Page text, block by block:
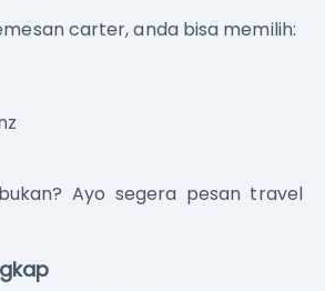
carter, anda bisa memilih:
Ayo segera pesan travel